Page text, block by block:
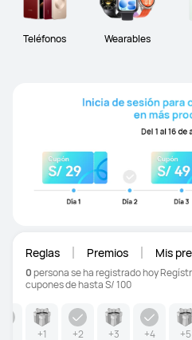
Teléfonos Wearables
Reglas Premios Mis
0persona se ha registrado hoy
cupones de hasta S/ 100
+1
+2
+3
+4
+5